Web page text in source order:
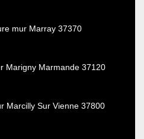
mur Marray 37370
Marigny Marmande 37120
Marcilly Sur Vienne 37800